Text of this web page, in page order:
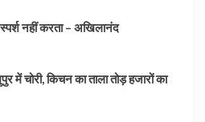
नहीं करता – अखिलानंद
में चोरी, किचन का ताला तोड़ हजारों का